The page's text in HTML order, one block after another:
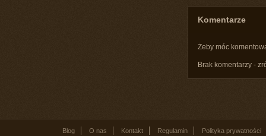
Komentarze
Żeby móc
Brak komentarzy -
Blog O nas Kontakt Regulamin Polityka prywatności